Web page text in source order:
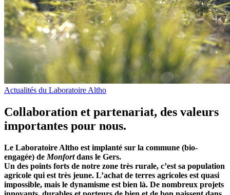
Actualités du Laboratoire Altho
Collaboration et partenariat, des valeurs
importantes pour nous.
Le Laboratoire Altho est implanté sur la commune (bio-
engagée) de Monfortdans le Gers.
Un des points forts de notre zone très rurale, c’est sa population
agricole qui est très jeune. L’achat de terres agricoles est quasi
impossible, mais le dynamisme est bien là. De nombreux projets